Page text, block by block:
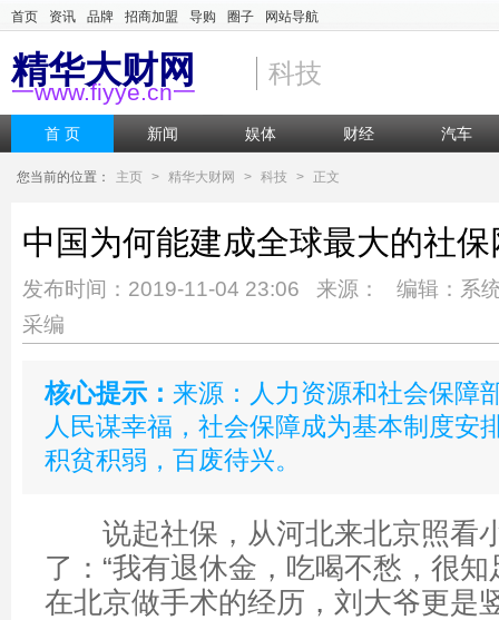
首页 资讯 品牌 招商加盟 导购 圈子 网站导航
精华大财网
一www.fiyye.cn一
科技
首 页 新闻 娱体 财经 汽车
您当前的位置： 主页 > 精华大财网 > 科技 > 正文
中国为何能建成全球最大的社保
发布时间：2019-11-04 23:06 来源： 编辑：系
采编
核心提示： 来源：人力资源和社会保障
人民谋幸福，社会保障成为基本制度安
积贫积弱，百废待兴。
说起社保，从河北来北京照看
了：“我有退休金，吃喝不愁，很知
在北京做手术的经历，刘大爷更是